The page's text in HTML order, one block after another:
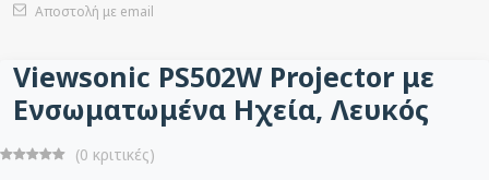
Αποστολή με email
Viewsonic PS502W Projector με
Ενσωματωμένα Ηχεία, Λευκός
(0 κριτικές)